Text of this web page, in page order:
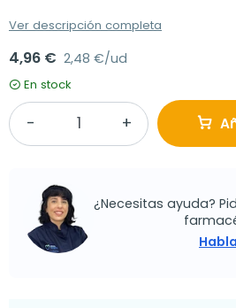
Ver descripción completa
4,96 € 2,48 €/ud
En stock
¿Necesitas ayuda?